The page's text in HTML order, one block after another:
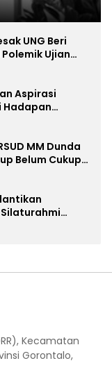
UNG Beri
Ujian
Aspirasi
Hadapan
MM Dunda
Belum Cukup
Silaturahmi
Gorontalo
Kecamatan
Gorontalo,